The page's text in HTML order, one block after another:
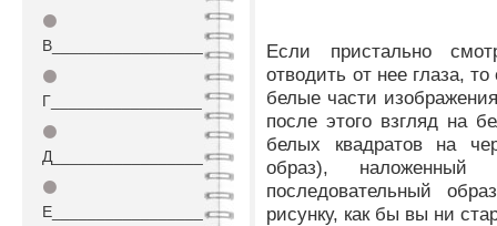
⚫
В_________________
⚫
Г_________________
⚫
Д_________________
⚫
Е_________________
Если пристально
отводить от нее глаза,
белые части
после этого взгляд на
белых квадратов на
образ),
последовательный
рисунку, как бы вы ни